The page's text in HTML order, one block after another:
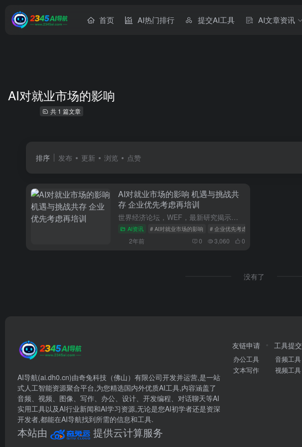
首页 AI热门排行 提交AI工具 AI文章资讯
AI对就业市场的影响
共 1 篇文章
排序 发布 更新 浏览 点赞
AI对就业市场的影响 机遇与挑战共
存 企业优先考虑再培训
世界经济论坛，WEF，最新研究揭示了企业在面对人工智能，AI，对就业市场影响时的复杂态度，尽管不少企业意识到可能取代部分工作岗位，但他们普遍表现出更高的再培训意愿，而非直接裁员，这一现象反映了企业对员...
AI资讯 # AI对就业市场的影响 # 企业优先考虑再培训
2年前 0 3,060 0
没有了
AI导航(ai.dh0.cn)由奇兔科技（佛山）有限公司开发并运营,是一站
式人工智能资源聚合平台,为您精选国内外优质AI工具,内容涵盖了
音频、视频、图像、写作、办公、设计、开发编程、对话聊天等AI
实用工具以及AI行业新闻和AI学习资源,无论是您AI初学者还是资深
开发者,都能在AI导航找到所需的信息和工具.
本站由 提供云计算服务
友链申请
办公工具
文本写作
工具提交
音频工具
视频工具